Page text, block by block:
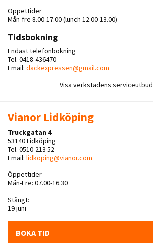
Öppettider
Mån-fre 8.00-17.00 (lunch 12.00-13.00)
Tidsbokning
Endast telefonbokning
Tel. 0418-436470
Email: dackexpressen@gmail.com
Visa verkstadens serviceutbud
Vianor Lidköping
Truckgatan 4
53140 Lidköping
Tel. 0510-213 52
Email: lidkoping@vianor.com
Öppettider
Mån-Fre: 07.00-16.30
Stängt:
19 juni
BOKA TID